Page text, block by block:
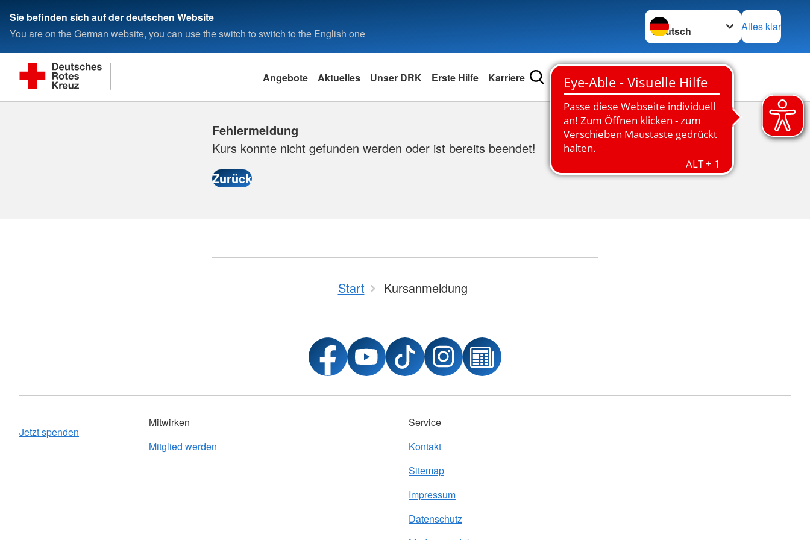
Sie befinden sich auf der deutschen Website
You are on the German website, you can use the switch to switch to the English one
Sprache wechseln zu
Alles klar
Angebote Aktuelles Unser DRK Erste Hilfe Karriere
Fehlermeldung
Kurs konnte nicht gefunden werden oder ist bereits beendet!
Start Kursanmeldung
Jetzt spenden
Mitwirken
Mitglied werden
Service
Kontakt
Sitemap
Impressum
Datenschutz